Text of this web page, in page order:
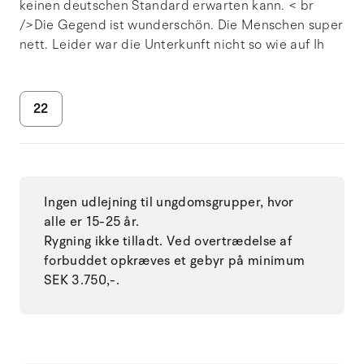
keinen deutschen Standard erwarten kann. < br
/>Die Gegend ist wunderschön. Die Menschen super
nett. Leider war die Unterkunft nicht so wie auf Ih
22
Ingen udlejning til ungdomsgrupper, hvor
alle er 15-25 år.
Rygning ikke tilladt. Ved overtrædelse af
forbuddet opkræves et gebyr på minimum
SEK 3.750,-.